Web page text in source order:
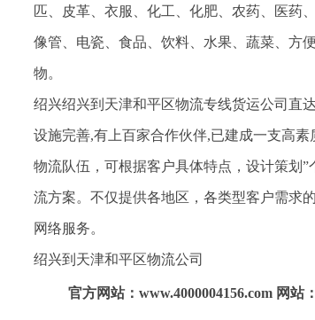
匹、皮革、衣服、化工、化肥、农药、医药
像管、电瓷、食品、饮料、水果、蔬菜、方
物。
绍兴绍兴到天津和平区物流专线货运公司直
设施完善,有上百家合作伙伴,已建成一支高
物流队伍，可根据客户具体特点，设计策划
流方案。不仅提供各地区，各类型客户需求
网络服务。
绍兴到天津和平区物流公司
官方网站：www.4000004156.com 网站